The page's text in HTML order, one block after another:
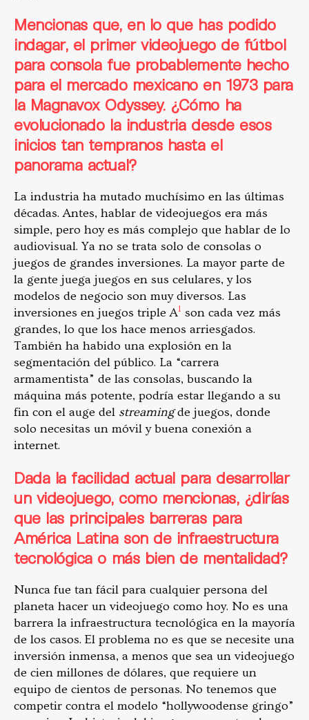
Mencionas que, en lo que has podido
indagar, el primer videojuego de fútbol
para consola fue probablemente hecho
para el mercado mexicano en 1973 para
la Magnavox Odyssey. ¿Cómo ha
evolucionado la industria desde esos
inicios tan tempranos hasta el
panorama actual?
La industria ha mutado muchísimo en las últimas
décadas. Antes, hablar de videojuegos era más
simple, pero hoy es más complejo que hablar de lo
audiovisual. Ya no se trata solo de consolas o
juegos de grandes inversiones. La mayor parte de
la gente juega juegos en sus celulares, y los
modelos de negocio son muy diversos. Las
inversiones en juegos triple A1 son cada vez más
grandes, lo que los hace menos arriesgados.
También ha habido una explosión en la
segmentación del público. La “carrera
armamentista” de las consolas, buscando la
máquina más potente, podría estar llegando a su
fin con el auge del streamingde juegos, donde
solo necesitas un móvil y buena conexión a
internet.
Dada la facilidad actual para desarrollar
un videojuego, como mencionas, ¿dirías
que las principales barreras para
América Latina son de infraestructura
tecnológica o más bien de mentalidad?
Nunca fue tan fácil para cualquier persona del
planeta hacer un videojuego como hoy. No es una
barrera la infraestructura tecnológica en la mayoría
de los casos. El problema no es que se necesite una
inversión inmensa, a menos que sea un videojuego
de cien millones de dólares, que requiere un
equipo de cientos de personas. No tenemos que
competir contra el modelo “hollywoodense gringo”